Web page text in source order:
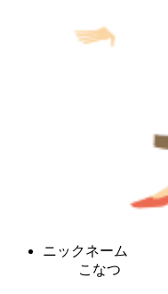
ニックネーム
こなつ